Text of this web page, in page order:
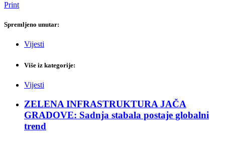
Print
Spremljeno unutar:
Vijesti
Više iz kategorije:
Vijesti
ZELENA INFRASTRUKTURA JAČA
GRADOVE: Sadnja stabala postaje globalni
trend